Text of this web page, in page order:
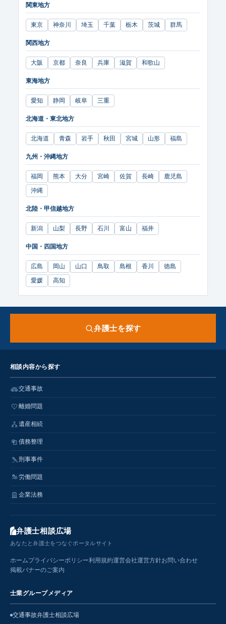
関東地方
東京 神奈川 埼玉 千葉 栃木 茨城 群馬
関西地方
大阪 京都 奈良 兵庫 滋賀 和歌山
東海地方
愛知 静岡 岐阜 三重
北海道・東北地方
北海道 青森 岩手 秋田 宮城 山形 福島
九州・沖縄地方
福岡 熊本 大分 宮崎 佐賀 長崎
鹿児島
沖縄
北陸・甲信越地方
新潟 山梨 長野 石川 富山 福井
中国・四国地方
広島 岡山 山口 鳥取 島根 香川
徳島
愛媛
高知
弁護士を探す
相談内容から探す
交通事故
離婚問題
遺産相続
債務整理
刑事事件
労働問題
企業法務
弁護士相談広場
あなたと弁護士をつなぐポータルサイト
ホームプライバシーポリシー利用規約運営会社運営方針お問い合わせ
掲載バナーのご案内
士業グループメディア
交通事故弁護士相談広場